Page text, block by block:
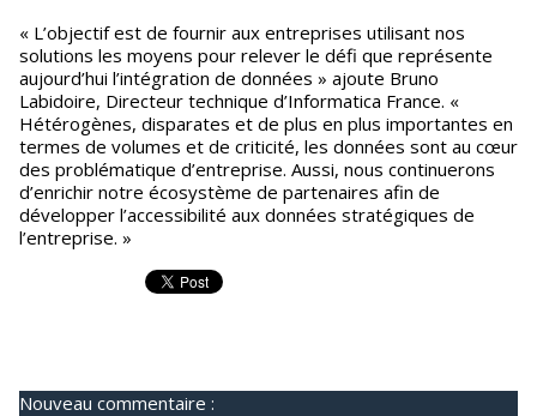
« L’objectif est de fournir aux entreprises utilisant nos
solutions les moyens pour relever le défi que représente
aujourd’hui l’intégration de données » ajoute Bruno
Labidoire, Directeur technique d’Informatica France. «
Hétérogènes, disparates et de plus en plus importantes en
termes de volumes et de criticité, les données sont au cœur
des problématique d’entreprise. Aussi, nous continuerons
d’enrichir notre écosystème de partenaires afin de
développer l’accessibilité aux données stratégiques de
l’entreprise. »
Nouveau commentaire :